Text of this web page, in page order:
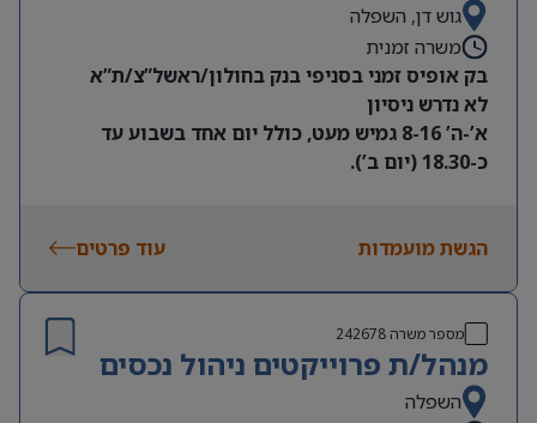
גוש דן, השפלה
משרה זמנית
בק אופיס זמני בסניפי בנק בחולון/ראשל”צ/ת”א
לא נדרש ניסיון
א’-ה’ 8-16 גמיש מעט, כולל יום אחד בשבוע עד
כ-18.30 (יום ב’).
המשרה זמנית ל 9 חודשים
הגשת מועמדות עוד פרטים
מספר משרה242678
מנהל/ת פרוייקטים ניהול נכסים
השפלה